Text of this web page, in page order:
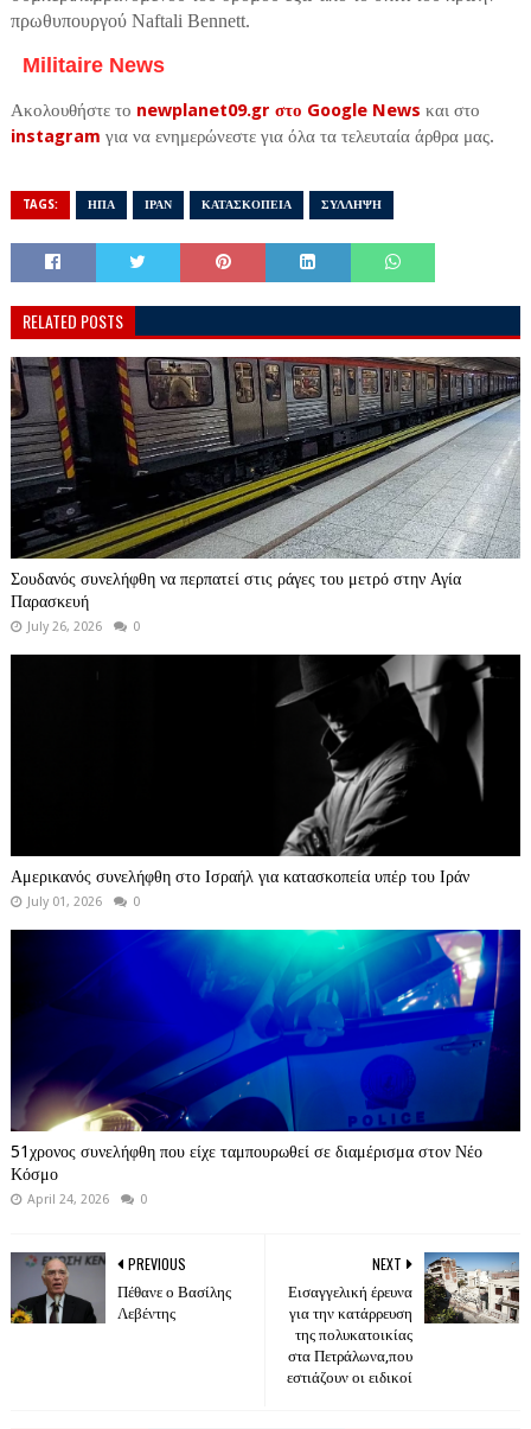
πρωθυπουργού Naftali Bennett.
Militaire News
Ακολουθήστε το newplanet09.gr στο Google News και στο
instagram για να ενημερώνεστε για όλα τα τελευταία άρθρα μας.
TAGS: ΗΠΑ ΙΡΑΝ ΚΑΤΑΣΚΟΠΕΙΑ ΣΥΛΛΗΨΗ
RELATED POSTS
Σουδανός συνελήφθη να περπατεί στις ράγες του μετρό στην Αγία
Παρασκευή
July 26, 2026 0
Αμερικανός συνελήφθη στο Ισραήλ για κατασκοπεία υπέρ του Ιράν
July 01, 2026 0
51χρονος συνελήφθη που είχε ταμπουρωθεί σε διαμέρισμα στον Νέο
Κόσμο
April 24, 2026 0
NEXT
Εισαγγελική έρευνα
για την κατάρρευση
της πολυκατοικίας
στα Πετράλωνα,που
εστιάζουν οι ειδικοί
PREVIOUS
Πέθανε ο Βασίλης
Λεβέντης